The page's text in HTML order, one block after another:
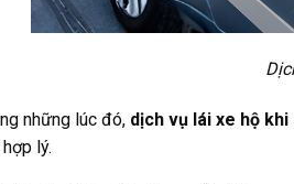
những lúc đó, dịch vụ lái xe hộ khi
lý.